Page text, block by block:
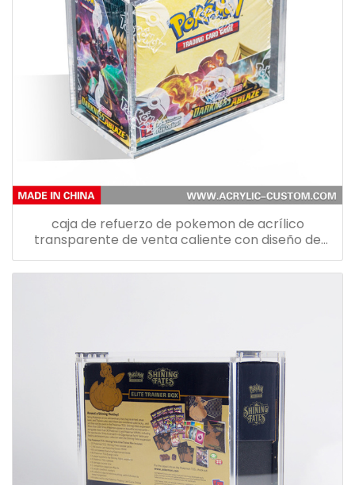
caja de refuerzo de pokemon de acrílico
transparente de venta caliente con diseño de
tapa magnética